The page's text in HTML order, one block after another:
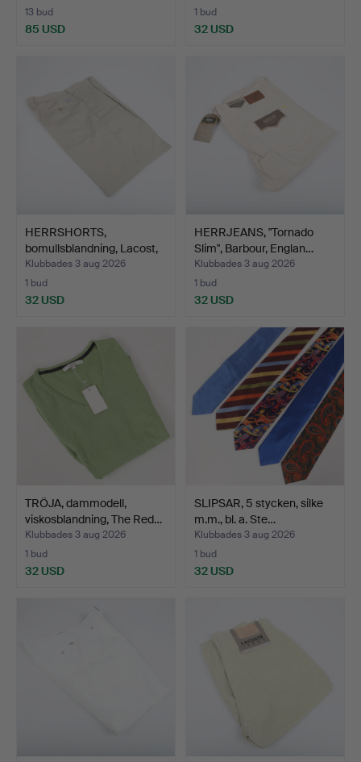
13 bud
85 USD
1 bud
32 USD
HERRSHORTS,
bomullsblandning, Lacost,
Fran…
Klubbades 3 aug 2026
1 bud
32 USD
HERRJEANS, "Tornado
Slim", Barbour, Englan…
Klubbades 3 aug 2026
1 bud
32 USD
TRÖJA, dammodell,
viskosblandning, The Red…
Klubbades 3 aug 2026
1 bud
32 USD
SLIPSAR, 5 stycken, silke
m.m., bl. a. Ste…
Klubbades 3 aug 2026
1 bud
32 USD